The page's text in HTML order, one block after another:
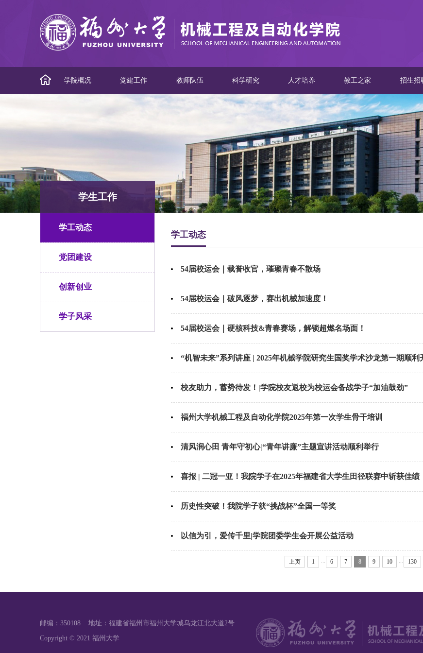
学院概况 党建工作 教师队伍 科学研究 人才培养 教工之家 招生招
学生工作
学工动态
党团建设
创新创业
学子风采
学工动态
54届校运会｜载誉收官，璀璨青春不散场
54届校运会｜破风逐梦，赛出机械加速度！
54届校运会｜硬核科技&青春赛场，解锁超燃名场面！
“机智未来”系列讲座 | 2025年机械学院研究生国奖学术沙龙第一期顺利
校友助力，蓄势待发！|学院校友返校为校运会备战学子“加油鼓劲”
福州大学机械工程及自动化学院2025年第一次学生骨干培训
清风润心田 青年守初心|“青年讲廉”主题宣讲活动顺利举行
喜报 | 二冠一亚！我院学子在2025年福建省大学生田径联赛中斩获佳绩
历史性突破！我院学子获“挑战杯”全国一等奖
以信为引，爱传千里|学院团委学生会开展公益活动
上页 1 6 7 8 9 10 130
邮编：350108 地址：福建省福州市福州大学城乌龙江北大道2号
Copyright © 2021 福州大学